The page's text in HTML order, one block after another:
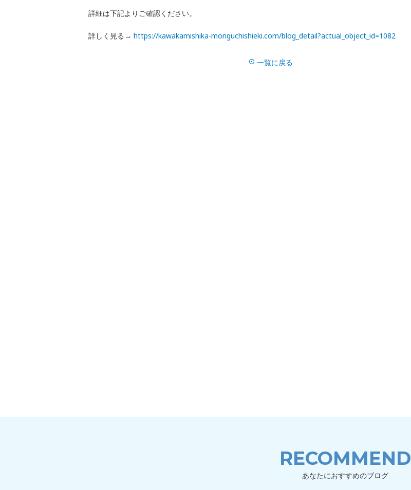
ブログ
詳細は下記よりご確認ください。
詳しく見る→ https://kawakamishika-moriguchishieki.com/blog_detail?actual_object_id=1082
一覧に戻る
RECOMMEND
あなたにおすすめのブログ